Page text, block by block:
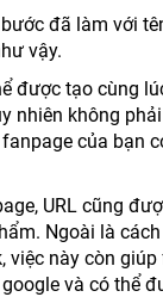
đã làm với
vậy.
được tạo cùng
nhiên không
của bạn
URL cũng
Ngoài là
việc này còn
và có thể